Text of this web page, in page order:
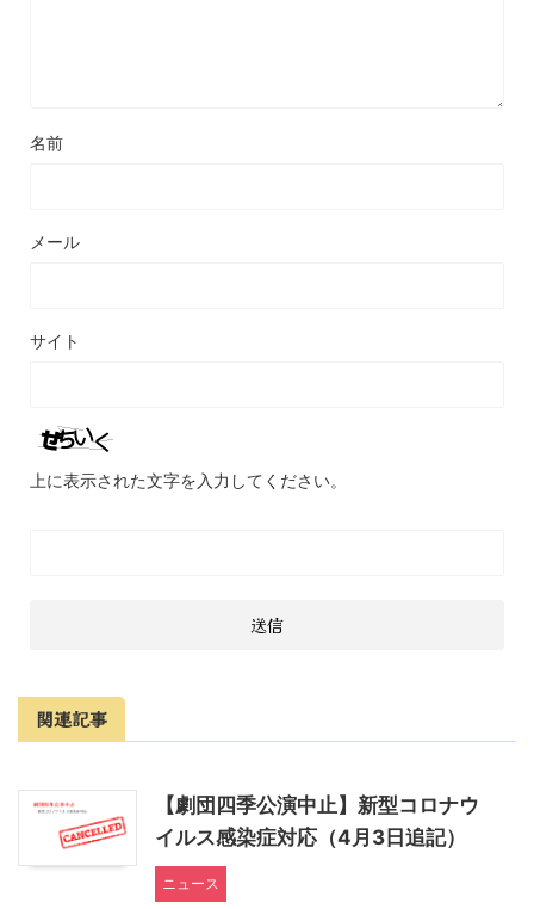
名前
メール
サイト
上に表示された文字を入力してください。
関連記事
【劇団四季公演中止】新型コロナウ
イルス感染症対応（4月3日追記）
ニュース